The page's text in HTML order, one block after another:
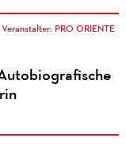
Veranstalter: PRO ORIENTE